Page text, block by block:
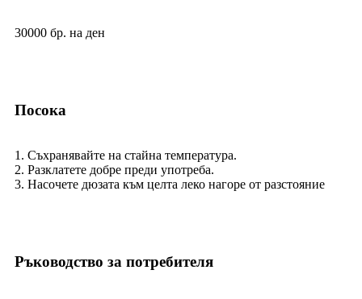
30000 бр. на ден
Посока
1. Съхранявайте на стайна температура.
2. Разклатете добре преди употреба.
3. Насочете дюзата към целта леко нагоре от разстояние
Ръководство за потребителя